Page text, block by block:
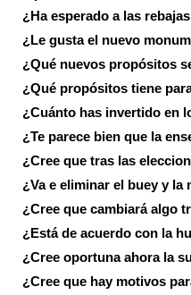
¿Ha esperado a las
¿Le gusta el nuevo
¿Qué nuevos propósitos
¿Qué propósitos tiene
¿Cuánto has invertido en
¿Te parece bien que la
¿Cree que tras las
¿Va e eliminar el buey y la
¿Cree que cambiará algo
¿Está de acuerdo con la
¿Cree oportuna ahora la
¿Cree que hay motivos